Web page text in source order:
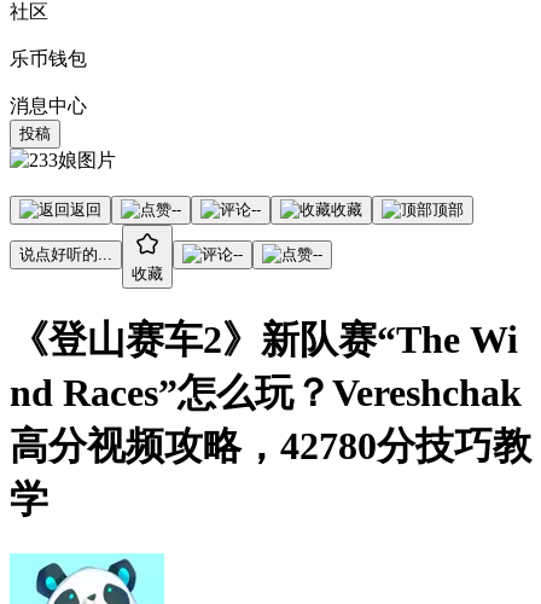
社区
乐币钱包
消息中心
投稿
返回 -- -- 收藏 顶部
说点好听的...
收藏
-- --
《登山赛车2》新队赛“The Wi
nd Races”怎么玩？Vereshchak
高分视频攻略，42780分技巧教
学